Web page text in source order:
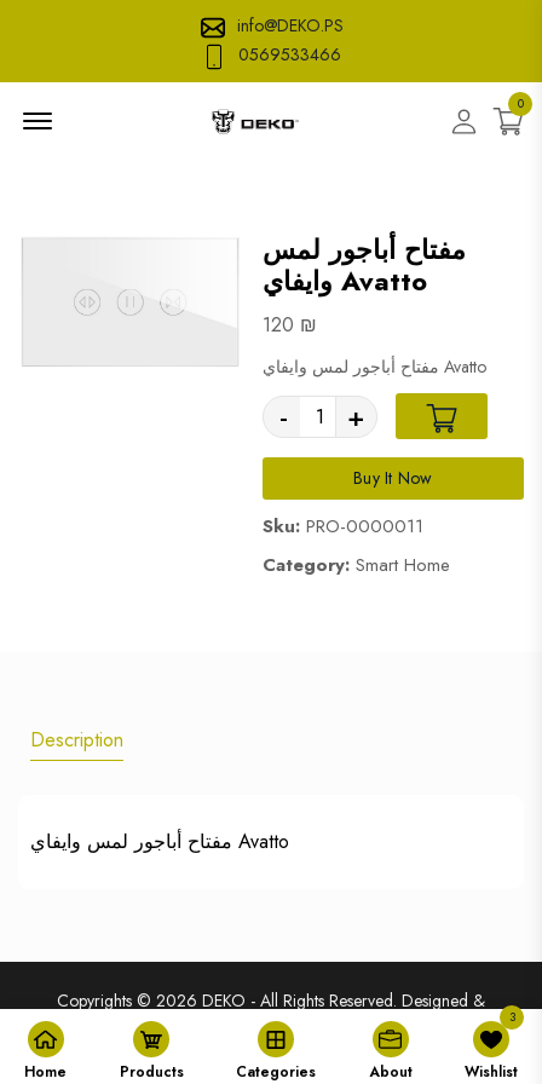
info@DEKO.PS
0569533466
0
Home Products Categories About Wishlist
3
مفتاح أباجور لمس
وايفاي Avatto
120 ₪
مفتاح أباجور لمس وايفاي Avatto
- +
Buy It Now
Sku: PRO-0000011
Category: Smart Home
Description
مفتاح أباجور لمس وايفاي Avatto
Copyrights © 2026 DEKO - All Rights Reserved. Designed &
Developed By